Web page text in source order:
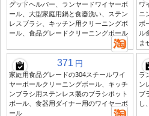
グッドヘルパー、ランヤードワイヤーボ
ール、大型家庭用鍋と食器洗い、ステン
レスブラシ、キッチン用クリーニングボ
ール、食品グレードクリーニングボール
ワ
ニ
ボ
ル
ま
371 円
家庭用食品グレードの304スチールワイ
ヤーボールクリーニングボール、キッチ
ンブラシ用ステンレス製のブラシポット
ボール、食器用ダイナー用のワイヤーボ
ール
ラ
ン
ブ
し